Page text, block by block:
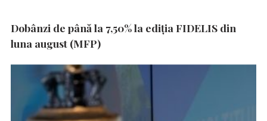
Dobânzi de până la 7,50% la ediția FIDELIS din
luna august (MFP)